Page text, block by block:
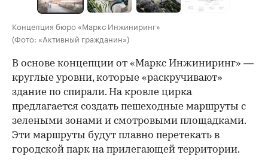
Концепция бюро «Маркс Инжиниринг»
(Фото: «Активный гражданин»)
В основе концепции от «Маркс Инжиниринг» —
круглые уровни, которые «раскручивают»
здание по спирали. На кровле цирка
предлагается создать пешеходные маршруты с
зелеными зонами и смотровыми площадками.
Эти маршруты будут плавно перетекать в
городской парк на прилегающей территории.